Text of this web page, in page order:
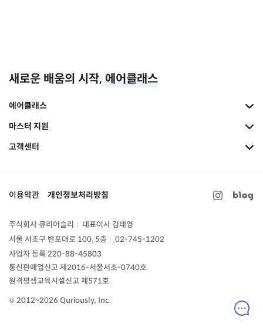
새로운 배움의 시작, 에어클래스
에어클래스
마스터 지원
고객센터
이용약관 개인정보처리방침
주식회사 큐리어슬리
대표이사 김태영
서울 서초구 반포대로 100, 5층
02-745-1202
사업자 등록 220-88-45803
통신판매업신고제2016-서울서초-0740호
원격평생교육시설신고 제571호
© 2012~2026 Quriously, Inc.